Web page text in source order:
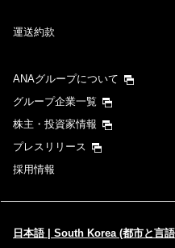
運送約款
ANAグループについて
グループ企業一覧
株主・投資家情報
プレスリリース
採用情報
日本語 | South Korea (都市と言